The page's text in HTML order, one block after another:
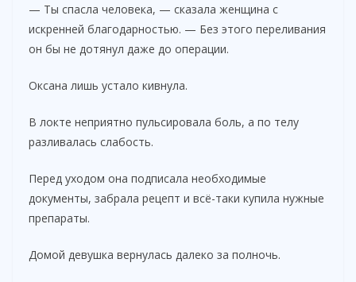
— Ты спасла человека, — сказала женщина с
искренней благодарностью. — Без этого переливания
он бы не дотянул даже до операции.
Оксана лишь устало кивнула.
В локте неприятно пульсировала боль, а по телу
разливалась слабость.
Перед уходом она подписала необходимые
документы, забрала рецепт и всё-таки купила нужные
препараты.
Домой девушка вернулась далеко за полночь.